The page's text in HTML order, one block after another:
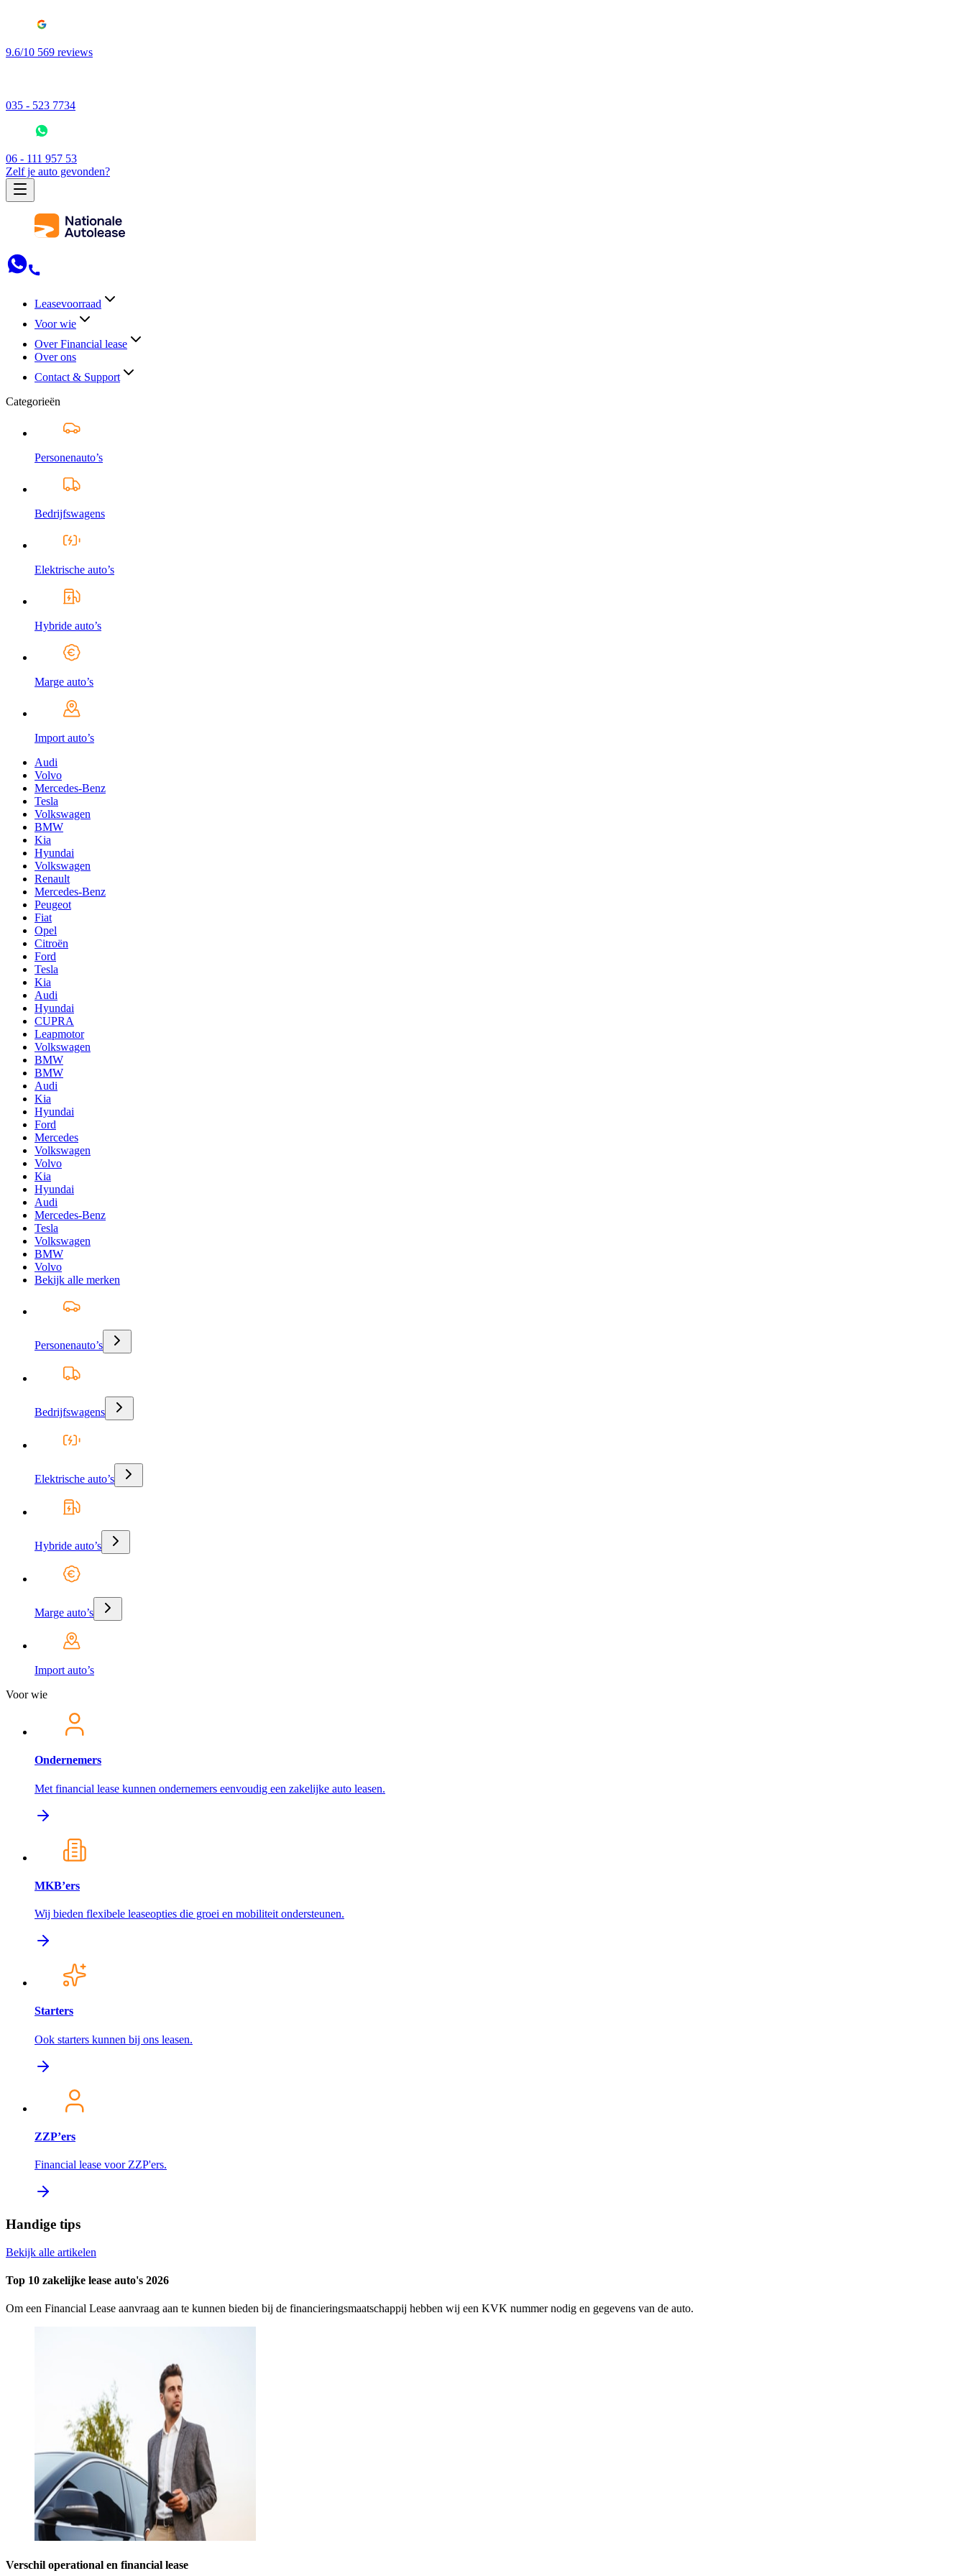
9.6/10 569 reviews
035 - 523 7734
06 - 111 957 53
Zelf je auto gevonden?
Leasevoorraad
Voor wie
Over Financial lease
Over ons
Contact & Support
Categorieën
Personenauto’s
Bedrijfswagens
Elektrische auto’s
Hybride auto’s
Marge auto’s
Import auto’s
Audi
Volvo
Mercedes-Benz
Tesla
Volkswagen
BMW
Kia
Hyundai
Volkswagen
Renault
Mercedes-Benz
Peugeot
Fiat
Opel
Citroën
Ford
Tesla
Kia
Audi
Hyundai
CUPRA
Leapmotor
Volkswagen
BMW
BMW
Audi
Kia
Hyundai
Ford
Mercedes
Volkswagen
Volvo
Kia
Hyundai
Audi
Mercedes-Benz
Tesla
Volkswagen
BMW
Volvo
Bekijk alle merken
Personenauto’s
Bedrijfswagens
Elektrische auto’s
Hybride auto’s
Marge auto’s
Import auto’s
Voor wie
Ondernemers
Met financial lease kunnen ondernemers eenvoudig een zakelijke auto leasen.
MKB’ers
Wij bieden flexibele leaseopties die groei en mobiliteit ondersteunen.
Starters
Ook starters kunnen bij ons leasen.
ZZP’ers
Financial lease voor ZZP'ers.
Handige tips
Bekijk alle artikelen
Top 10 zakelijke lease auto's 2026
Om een Financial Lease aanvraag aan te kunnen bieden bij de financieringsmaatschappij hebben wij een KVK nummer nodig en gegevens van de auto.
Verschil operational en financial lease